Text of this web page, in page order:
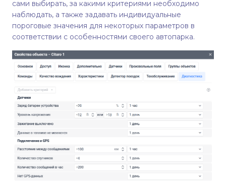
сами выбирать, за какими критериями необходимо
наблюдать, а также задавать индивидуальные
пороговые значения для некоторых параметров в
соответствии с особенностями своего автопарка.